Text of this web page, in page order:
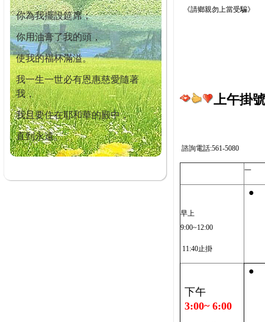
你為我擺設筵席；
你用油膏了我的頭，
使我的福杯滿溢。
我一生一世必有恩惠慈愛隨著
我，
我且要住在耶和華的殿中，
直到永遠。
《請鄉親勿上當受騙》
上午掛
諮詢電話:561-5080
一
早上
9:00~12:00
11:40止掛
●
下午
3:00~ 6:00
●